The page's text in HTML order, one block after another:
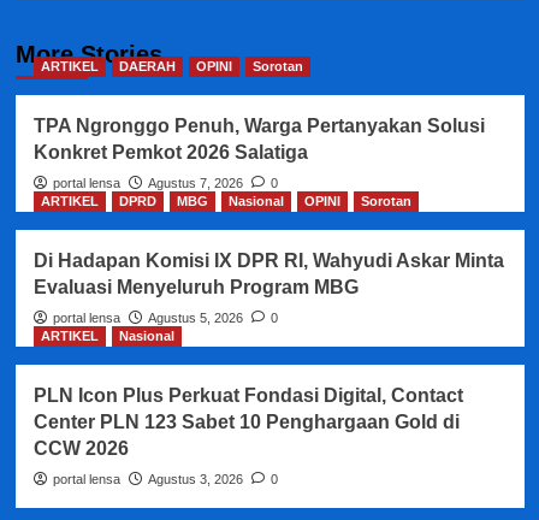
More Stories
ARTIKEL DAERAH OPINI Sorotan
TPA Ngronggo Penuh, Warga Pertanyakan Solusi
Konkret Pemkot 2026 Salatiga
portal lensa Agustus 7, 2026
0
ARTIKEL
DPRD MBG Nasional OPINI Sorotan
Di Hadapan Komisi IX DPR RI, Wahyudi Askar Minta
Evaluasi Menyeluruh Program MBG
portal lensa Agustus 5, 2026
0
ARTIKEL
Nasional
PLN Icon Plus Perkuat Fondasi Digital, Contact
Center PLN 123 Sabet 10 Penghargaan Gold di
CCW 2026
portal lensa Agustus 3, 2026 0